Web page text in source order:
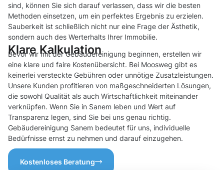
sind, können Sie sich darauf verlassen, dass wir die besten
Methoden einsetzen, um ein perfektes Ergebnis zu erzielen.
Sauberkeit ist schließlich nicht nur eine Frage der Ästhetik,
sondern auch des Werterhalts Ihrer Immobilie.
Klare Kalkulation
Bevor wir mit der Gebäudereinigung beginnen, erstellen wir
eine klare und faire Kostenübersicht. Bei Moosweg gibt es
keinerlei versteckte Gebühren oder unnötige Zusatzleistungen.
Unsere Kunden profitieren von maßgeschneiderten Lösungen,
die sowohl Qualität als auch Wirtschaftlichkeit miteinander
verknüpfen. Wenn Sie in Sanem leben und Wert auf
Transparenz legen, sind Sie bei uns genau richtig.
Gebäudereinigung Sanem bedeutet für uns, individuelle
Bedürfnisse ernst zu nehmen und darauf einzugehen.
Kostenloses Beratung